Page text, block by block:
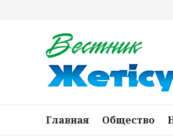
Главная Общество